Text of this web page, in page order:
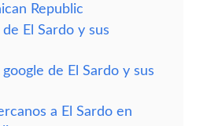
Republic
El Sardo y sus
de El Sardo y sus
a El Sardo en